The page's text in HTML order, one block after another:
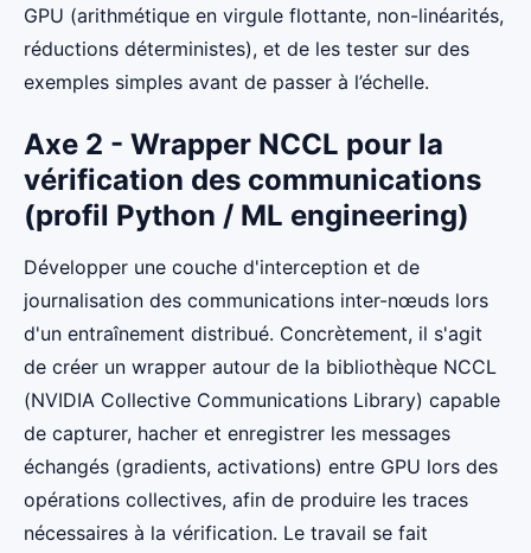
GPU (arithmétique en virgule flottante, non-linéarités,
réductions déterministes), et de les tester sur des
exemples simples avant de passer à l’échelle.
Axe 2 - Wrapper NCCL pour la
vérification des communications
(profil Python / ML engineering)
Développer une couche d'interception et de
journalisation des communications inter-nœuds lors
d'un entraînement distribué. Concrètement, il s'agit
de créer un wrapper autour de la bibliothèque NCCL
(NVIDIA Collective Communications Library) capable
de capturer, hacher et enregistrer les messages
échangés (gradients, activations) entre GPU lors des
opérations collectives, afin de produire les traces
nécessaires à la vérification. Le travail se fait